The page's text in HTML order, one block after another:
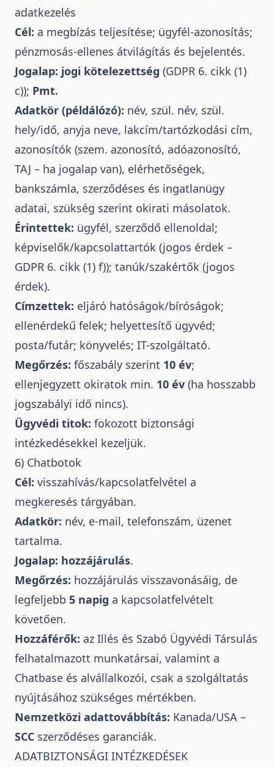
adatkezelés
Cél: a megbízás teljesítése; ügyfél-azonosítás;
pénzmosás-ellenes átvilágítás és bejelentés.
Jogalap: jogi kötelezettség (GDPR 6. cikk (1)
c)); Pmt.
Adatkör (példálózó): név, szül. név, szül.
hely/idő, anyja neve, lakcím/tartózkodási cím,
azonosítók (szem. azonosító, adóazonosító,
TAJ – ha jogalap van), elérhetőségek,
bankszámla, szerződéses és ingatlanügy
adatai, szükség szerint okirati másolatok.
Érintettek: ügyfél, szerződő ellenoldal;
képviselők/kapcsolattartók (jogos érdek –
GDPR 6. cikk (1) f)); tanúk/szakértők (jogos
érdek).
Címzettek: eljáró hatóságok/bíróságok;
ellenérdekű felek; helyettesítő ügyvéd;
posta/futár; könyvelés; IT-szolgáltató.
Megőrzés: főszabály szerint 10 év;
ellenjegyzett okiratok min. 10 év (ha hosszabb
jogszabályi idő nincs).
Ügyvédi titok: fokozott biztonsági
intézkedésekkel kezeljük.
6) Chatbotok
Cél: visszahívás/kapcsolatfelvétel a
megkeresés tárgyában.
Adatkör: név, e-mail, telefonszám, üzenet
tartalma.
Jogalap: hozzájárulás.
Megőrzés: hozzájárulás visszavonásáig, de
legfeljebb 5 napig a kapcsolatfelvételt
követően.
Hozzáférők: az Illés és Szabó Ügyvédi Társulás
felhatalmazott munkatársai, valamint a
Chatbase és alvállalkozói, csak a szolgáltatás
nyújtásához szükséges mértékben.
Nemzetközi adattovábbítás: Kanada/USA –
SCC szerződéses garanciák.
ADATBIZTONSÁGI INTÉZKEDÉSEK